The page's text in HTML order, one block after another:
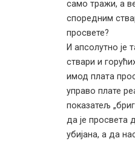
само тражи, а
споредним
просвете?
И апсолутно је
ствари и
имод плата
управо плате
показатељ
да је просвета
убијана, а да